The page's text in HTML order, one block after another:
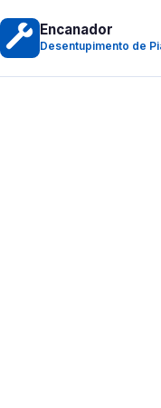
Encanador
Desentupimento de